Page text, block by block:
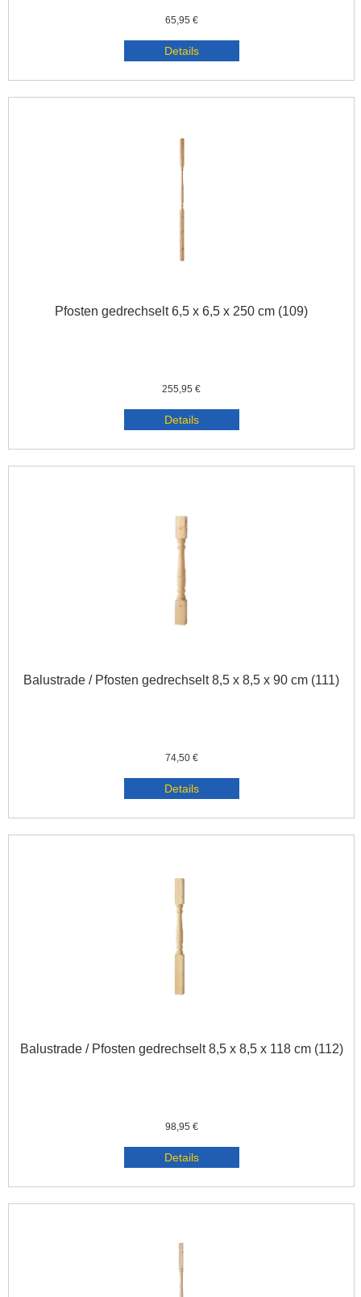
65,95 €
Details
Pfosten gedrechselt 6,5 x 6,5 x 250 cm (109)
255,95 €
Details
Balustrade / Pfosten gedrechselt 8,5 x 8,5 x 90 cm (111)
74,50 €
Details
Balustrade / Pfosten gedrechselt 8,5 x 8,5 x 118 cm (112)
98,95 €
Details